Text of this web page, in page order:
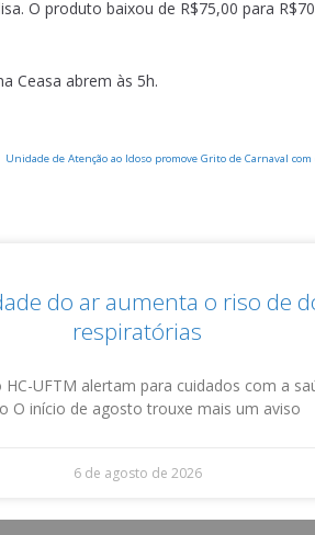
O produto baixou de R$75,00 para
Ceasa abrem às 5h.
Unidade de Atenção ao Idoso promove Grito de Carnaval
do ar aumenta o riso de
respiratórias
UFTM alertam para cuidados com a
O início de agosto trouxe mais um aviso
6 de agosto de 2026